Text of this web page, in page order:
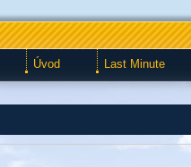
Úvod Last Minute